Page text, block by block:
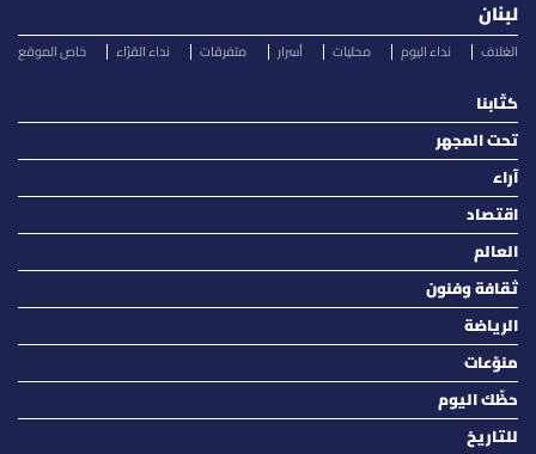
لبنان
الغلاف نداء اليوم محليات أسرار متفرقات نداء القرّاء خاص الموقع
كتّابنا
تحت المجهر
آراء
اقتصاد
العالم
ثقافة وفنون
الرياضة
منوّعات
حظّك اليوم
للتاريخ